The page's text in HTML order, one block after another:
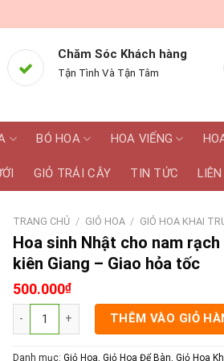
Chăm Sóc Khách hàng
Tận Tình Và Tận Tâm
BÓ HOA HOA VIẾNG
GIỎ TRÁI CÂY TIN TỨC
TRANG CHỦ / GIỎ HOA / GIỎ HOA KHAI
Hoa sinh Nhật cho nam
kiên Giang – Giao hỏa tốc
500.000₫
Hoa sinh Nhật cho nam rạch giá - Giỏ
THÊM VÀO GIỎ
Danh mục:Giỏ Hoa,Giỏ Hoa Để Bàn,Giỏ Hoa